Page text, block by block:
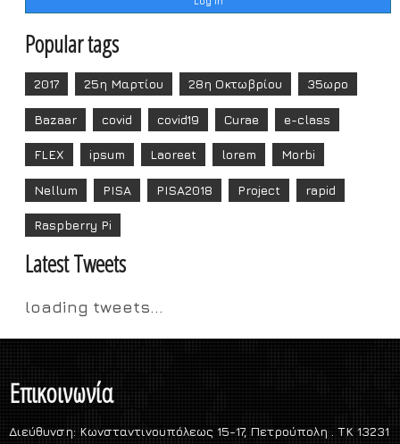
Popular tags
2017 25η Μαρτίου 28η Οκτωβρίου 35ωρο
Bazaar covid covid19 Curae e-class
FLEX ipsum Laoreet lorem Morbi
Nellum PISA PISA2018 Project rapid
Raspberry Pi
Latest Tweets
loading tweets...
Επικοινωνία
Διεύθυνση: Κωνσταντινουπόλεως 15-17, Πετρούπολη . TK 13231